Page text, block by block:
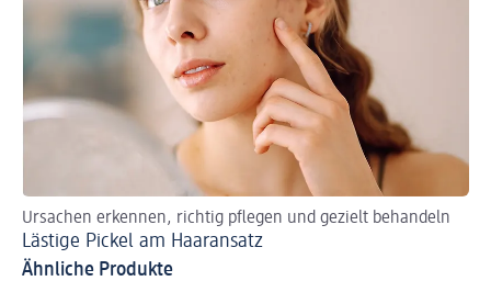
Ursachen erkennen, richtig pflegen und gezielt behandeln
Lästige Pickel am Haaransatz
Ähnliche Produkte